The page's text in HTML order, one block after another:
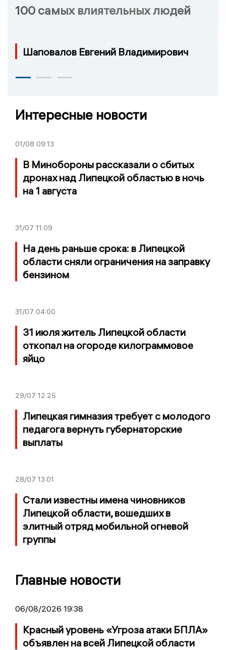
100 самых влиятельных людей
Шаповалов Евгений Владимирович
Интересные новости
01/08 09:13
В Минобороны рассказали о сбитых
дронах над Липецкой областью в ночь
на 1 августа
31/07 11:09
На день раньше срока: в Липецкой
области сняли ограничения на заправку
бензином
31/07 04:00
31 июля житель Липецкой области
откопал на огороде килограммовое
яйцо
29/07 12:25
Липецкая гимназия требует с молодого
педагога вернуть губернаторские
выплаты
28/07 13:01
Стали известны имена чиновников
Липецкой области, вошедших в
элитный отряд мобильной огневой
группы
Главные новости
06/08/2026 19:38
Красный уровень «Угроза атаки БПЛА»
объявлен на всей Липецкой области